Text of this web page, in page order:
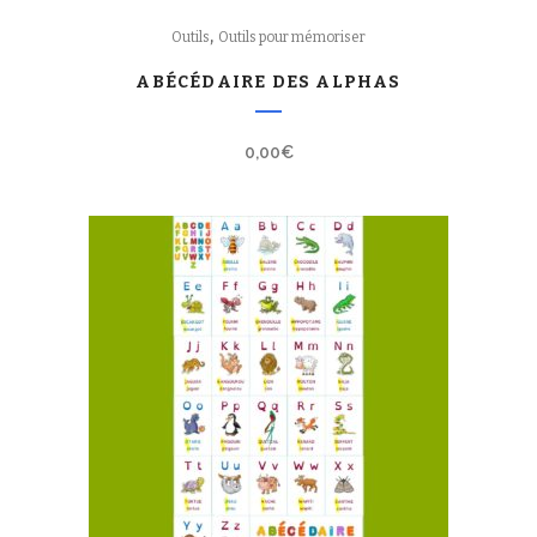
Outils, Outils pour mémoriser
ABÉCÉDAIRE DES ALPHAS
0,00€